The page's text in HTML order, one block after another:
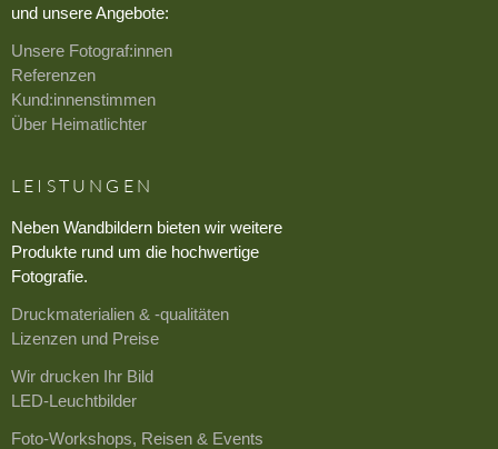
und unsere Angebote:
Unsere Fotograf:innen
Referenzen
Kund:innenstimmen
Über Heimatlichter
LEISTUNGEN
Neben Wandbildern bieten wir weitere
Produkte rund um die hochwertige
Fotografie.
Druckmaterialien & -qualitäten
Lizenzen und Preise
Wir drucken Ihr Bild
LED-Leuchtbilder
Foto-Workshops, Reisen & Events